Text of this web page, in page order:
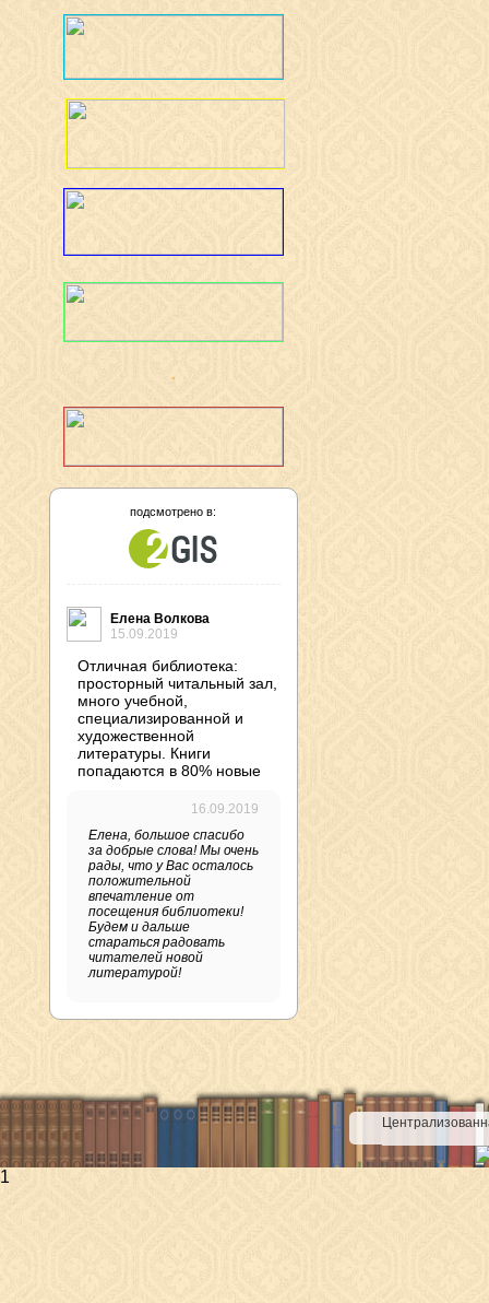
подсмотрено в:
Елена Волкова
15.09.2019
Отличная библиотека:
просторный читальный зал,
много учебной,
специализированной и
художественной
литературы. Книги
попадаются в 80% новые
16.09.2019
Елена, большое спасибо
за добрые слова! Мы очень
рады, что у Вас осталось
положительной
впечатление от
посещения библиотеки!
Будем и дальше
стараться радовать
читателей новой
литературой!
1